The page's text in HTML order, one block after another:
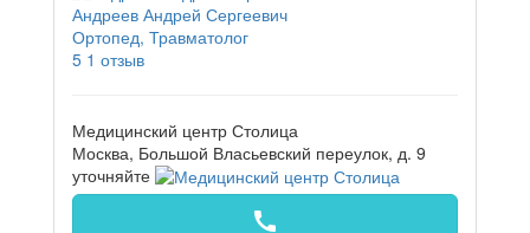
Андреев Андрей Сергеевич
Ортопед, Травматолог
5 1 отзыв
Медицинский центр Столица
Москва, Большой Власьевский переулок, д. 9
уточняйте
call